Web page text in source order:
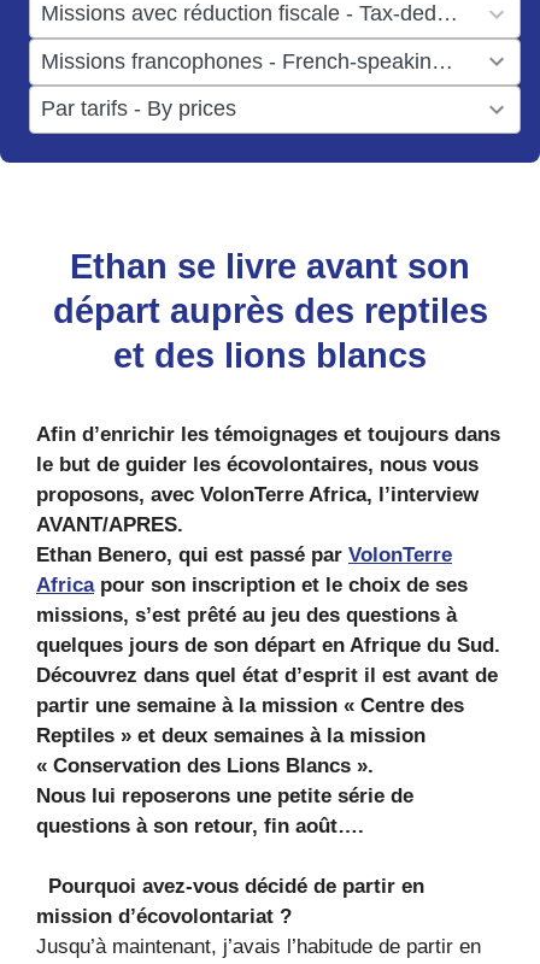
Missions avec réduction fiscale - Tax-deductible missions
result
available
Missions francophones - French-speaking missions
result
available
Par tarifs - By prices
results
available
Ethan se livre avant son
départ auprès des reptiles
et des lions blancs
Afin d’enrichir les témoignages et toujours dans
le but de guider les écovolontaires, nous vous
proposons, avec VolonTerre Africa, l’interview
AVANT/APRES.
Ethan Benero, qui est passé par VolonTerre
Africapour son inscription et le choix de ses
missions, s’est prêté au jeu des questions à
quelques jours de son départ en Afrique du Sud.
Découvrez dans quel état d’esprit il est avant de
partir une semaine à la mission « Centre des
Reptiles » et deux semaines à la mission
« Conservation des Lions Blancs ».
Nous lui reposerons une petite série de
questions à son retour, fin août….
Pourquoi avez-vous décidé de partir en
mission d’écovolontariat ?
Jusqu’à maintenant, j’avais l’habitude de partir en